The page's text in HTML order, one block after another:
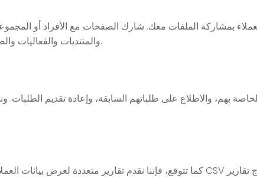
بمشاركة الملفات معك. شارك الصفحات مع الأفراد أو
والمنتديات والفعاليات والصفحات، إلخ. قدّم رسائل مخصصة لكل عميل يسجل دخوله.
بهم، والاطلاع على طلباتهم السابقة، وإعادة تقديم